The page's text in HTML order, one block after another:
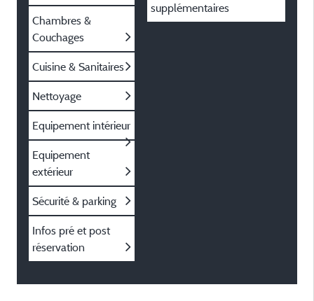
Chambres &
Couchages
Cuisine & Sanitaires
Nettoyage
Equipement intérieur
Equipement
extérieur
Sécurité & parking
Infos pré et post
réservation
supplémentaires